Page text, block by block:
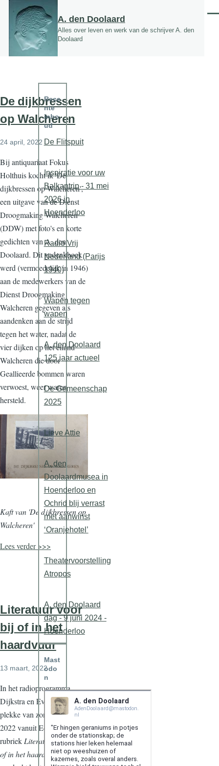
Overslaan en naar de inhoud gaan
A. den Doolaard
Alles over leven en werk van de schrijver A. den
Doolaard
De dijkbressen
op Walcheren
24 april, 2022
Bij antiquariaat Fokus
Holthuis kocht ik 'De
dijkbressen op Walcheren',
een uitgave van de Dienst
Droogmaking Walcheren
(DDW) met foto's en korte
gedichten van A. den
Doolaard. Dit gedenkboek
werd (vermoedelijk in 1946)
aan de medewerkers van de
Dienst Droogmaking
Walcheren gegeven als
aandenken aan de strijd
tegen het water, nadat de
vier dijken op het eiland
Walcheren die door
Geallieerde bommen waren
verwoest, weer waren
hersteld.
Kaft van 'De dijkbressen op
Walcheren'
Lees verder >>>
Literatuur voor
bij of in het
haardvuur
13 maart, 2022
In het radioprogramma
Dijkstra en Evenblij ter
plekke van zondag 13 maart
2022 vanuit Ede werd in de
rubriek Literatuur voor bij
of in het haardvuur
Rece
nte
inho
ud
De Flitspuit
Inspiratie voor uw
Balkantrip - 31 mei
2026 in
Hoenderloo
Radio Vrij
Nederland (Parijs
1940)
Wapen tegen
wapen
A. den Doolaard
125 jaar actueel
De Gemeenschap
2025
Lieve Attie
A. den
Doolaardmusea in
Hoenderloo en
Ochrid blij verrast
met aanwinst
‘Oranjehotel’
Theatervoorstelling
Atropos
A. den Doolaard
dag - 9 juni 2024 -
Hoenderloo
Mast
odo
n